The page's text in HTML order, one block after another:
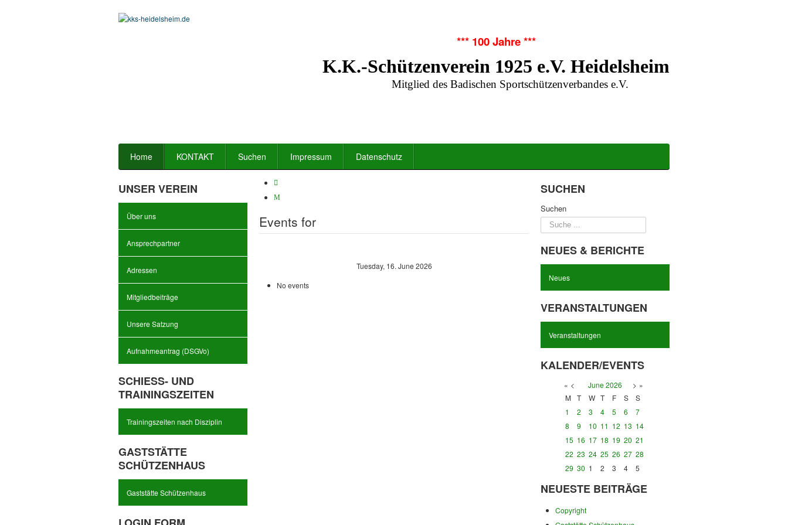
*** 100 Jahre ***
K.K.-Schützenverein 1925 e.V. Heidelsheim
Mitglied des Badischen Sportschützenverbandes e.V.
Home KONTAKT Suchen Impressum Datenschutz
UNSER VEREIN
Über uns
Ansprechpartner
Adressen
Mitgliedbeiträge
Unsere Satzung
Aufnahmeantrag (DSGVo)
SCHIESS- UND T
RAININGSZEITEN
Trainingszeiten nach Disziplin
GASTSTÄTTE
SCHÜTZENHAUS
Gaststätte Schützenhaus
Events for
Tuesday, 16. June 2026
No events
SUCHEN
Suchen
NEUES & BERICHTE
Neues
VERANSTALTUNGEN
Veranstaltungen
KALENDER/EVENTS
« < June 2026 > »
M T W T F S
S
1
2 3 4 5 6
7
8
9 10 11 12 13 14
15 16 17 18 19 20 21
22 23 24 25 26 27 28
29 30 1 2 3 4 5
NEUESTE BEITRÄGE
Copyright